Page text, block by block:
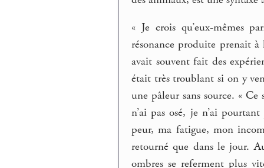
« Je crois qu’eux-mêmes
résonance produite prenait
avait souvent fait des
était très troublant si on y
une pâleur sans source. «
n’ai pas osé, je n’ai
peur, ma fatigue, mon
retourné que dans le jour.
ombres se referment plus